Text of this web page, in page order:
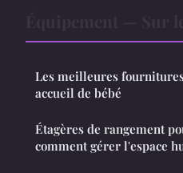
Les meilleures
accueil de bébé
Étagères de rangement
comment gérer l'espace